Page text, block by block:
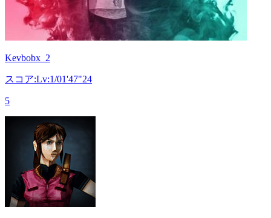
Kevbobx_2
スコア:Lv:1/01'47"24
5